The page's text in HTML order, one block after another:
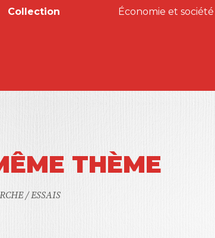
Collection Économie et société
THÈME
/ ESSAIS